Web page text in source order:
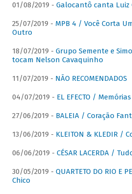
01/08/2019 - Galocantô canta Luiz
25/07/2019 - MPB 4 / Você Corta
Outro
18/07/2019 - Grupo Semente e
tocam Nelson Cavaquinho
11/07/2019 - NÃO RECOMENDADOS
04/07/2019 - EL EFECTO /
27/06/2019 - BALEIA / Coração
13/06/2019 - KLEITON & KLEDIR /
06/06/2019 - CÉSAR LACERDA /
30/05/2019 - QUARTETO DO RIO E
Chico